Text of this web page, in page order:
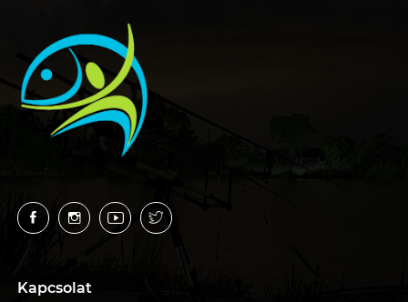
Kapcsolat